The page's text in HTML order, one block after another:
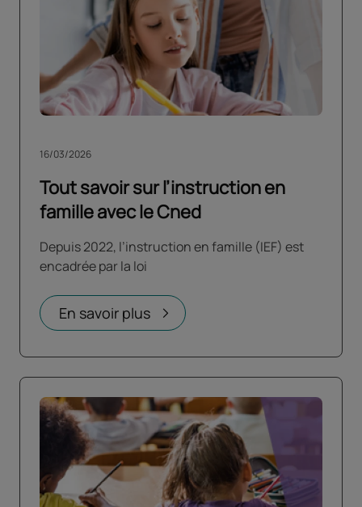
Tout savoir sur l’instruction en
famille avec le Cned
16/03/2026
Depuis 2022, l’instruction en famille (IEF) est
encadrée par la loi
En savoir plus